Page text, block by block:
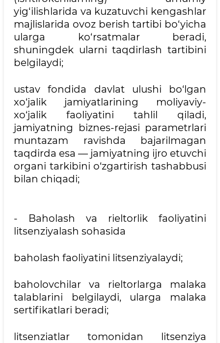
yig‘ilishlarida va kuzatuvchi kengashlar
majlislarida ovoz berish tartibi bo‘yicha
ularga ko‘rsatmalar beradi,
shuningdek ularni taqdirlash tartibini
belgilaydi;
ustav fondida davlat ulushi bo‘lgan
xo‘jalik jamiyatlarining moliyaviy-
xo‘jalik faoliyatini tahlil qiladi,
jamiyatning biznes-rejasi parametrlari
muntazam ravishda bajarilmagan
taqdirda esa — jamiyatning ijro etuvchi
organi tarkibini o‘zgartirish tashabbusi
bilan chiqadi;
- Baholash va rieltorlik faoliyatini
litsenziyalash sohasida
baholash faoliyatini litsenziyalaydi;
baholovchilar va rieltorlarga malaka
talablarini belgilaydi, ularga malaka
sertifikatlari beradi;
litsenziatlar tomonidan litsenziya